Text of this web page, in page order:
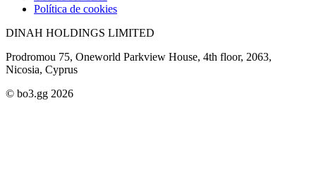
Política de cookies
DINAH HOLDINGS LIMITED
Prodromou 75, Oneworld Parkview House, 4th floor, 2063,
Nicosia, Cyprus
© bo3.gg 2026